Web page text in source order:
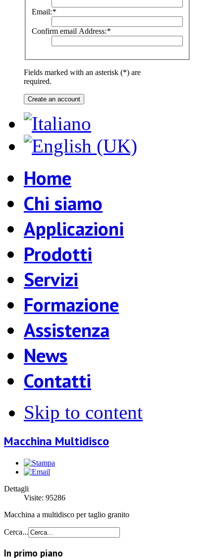
Email:*
Confirm email Address:*
Fields marked with an asterisk (*) are
required.
Create an account
Home
Chi siamo
Applicazioni
Prodotti
Servizi
Formazione
Assistenza
News
Contatti
Skip to content
Macchina Multidisco
Dettagli
Visite: 95286
Macchina a multidisco per taglio granito
Cerca...
In primo piano